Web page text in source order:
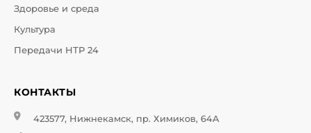
Здоровье и среда
Культура
Передачи НТР 24
КОНТАКТЫ
423577, Нижнекамск, пр. Химиков, 64А